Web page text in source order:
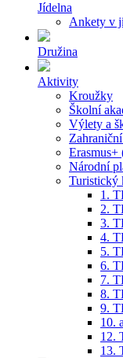
Jídelna
Ankety v
Družina
Aktivity
Kroužky
Školní
Výlety a
Erasmus+
Národní
Turistický
1.
2.
3.
4.
5.
6.
7.
8.
9.
10.
12.
13.